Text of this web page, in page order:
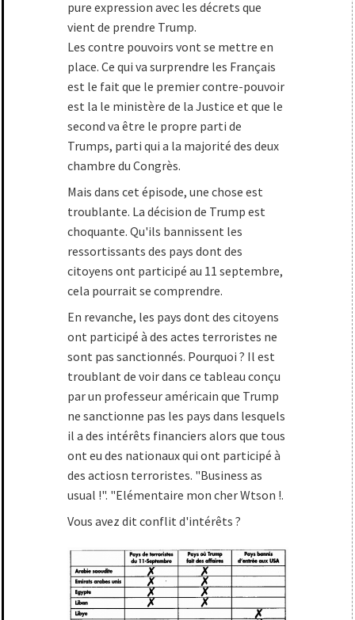
pure expression avec les décrets que
vient de prendre Trump.
Les contre pouvoirs vont se mettre en
place. Ce qui va surprendre les Français
est le fait que le premier contre-pouvoir
est la le ministère de la Justice et que le
second va être le propre parti de
Trumps, parti qui a la majorité des deux
chambre du Congrès.
Mais dans cet épisode, une chose est
troublante. La décision de Trump est
choquante. Qu'ils bannissent les
ressortissants des pays dont des
citoyens ont participé au 11 septembre,
cela pourrait se comprendre.
En revanche, les pays dont des citoyens
ont participé à des actes terroristes ne
sont pas sanctionnés. Pourquoi ? Il est
troublant de voir dans ce tableau conçu
par un professeur américain que Trump
ne sanctionne pas les pays dans lesquels
il a des intérêts financiers alors que tous
ont eu des nationaux qui ont participé à
des actiosn terroristes. "Business as
usual !". "Elémentaire mon cher Wtson !.
Vous avez dit conflit d'intérêts ?